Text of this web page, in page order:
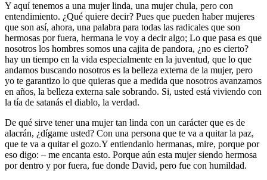
Y aquí tenemos a una mujer linda, una mujer chula, pero con
entendimiento. ¿Qué quiere decir? Pues que pueden haber mujeres
que son así, ahora, una palabra para todas las radicales que son
hermosas por fuera, hermana le voy a decir algo; Lo que pasa es que
nosotros los hombres somos una cajita de pandora, ¿no es cierto?
hay un tiempo en la vida especialmente en la juventud, que lo que
andamos buscando nosotros es la belleza externa de la mujer, pero
yo te garantizo lo que quieras que a medida que nosotros avanzamos
en años, la belleza externa sale sobrando. Si, usted está viviendo con
la tía de satanás el diablo, la verdad.
De qué sirve tener una mujer tan linda con un carácter que es de
alacrán, ¿dígame usted? Con una persona que te va a quitar la paz,
que te va a quitar el gozo.Y entiendanlo hermanas, mire, porque por
eso digo: – me encanta esto. Porque aún esta mujer siendo hermosa
por dentro y por fuera, fue donde David, pero fue con humildad.